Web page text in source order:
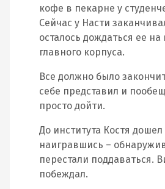
кофе в пекарне у
Сейчас у Насти
осталось дождаться ее на
главного корпуса.
Все должно было
себе представил и
просто дойти.
До института Костя
наигравшись –
перестали поддаваться.
побеждал.